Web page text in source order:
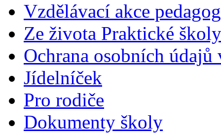
Vzdělávací akce
Ze života Praktické školy
Ochrana osobních údajů
Jídelníček
Pro rodiče
Dokumenty školy